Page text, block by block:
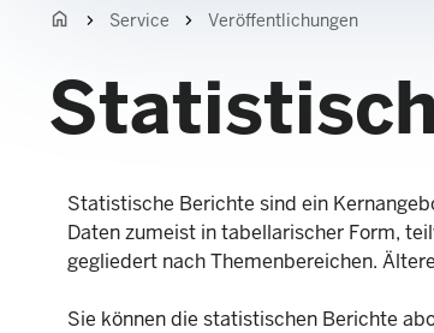
home chevron_right Service chevron_right Veröffentlichungen
Statistische Berichte sind ein
Daten zumeist in tabellarischer Form,
gegliedert nach Themenbereichen.
Sie können die statistischen Berichte